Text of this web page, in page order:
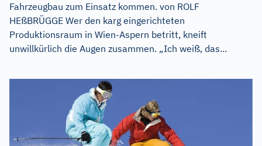
Fahrzeugbau zum Einsatz kommen. von ROLF
HEßBRÜGGE Wer den karg eingerichteten
Produktionsraum in Wien-Aspern betritt, kneift
unwillkürlich die Augen zusammen. „Ich weiß, das...